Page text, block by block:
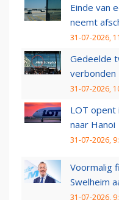
Einde van
neemt
31-07-2026,
Gedeelde
verbonden
31-07-2026,
LOT opent
naar Hanoi
31-07-2026,
Voormalig
Swelheim
31-07-2026,